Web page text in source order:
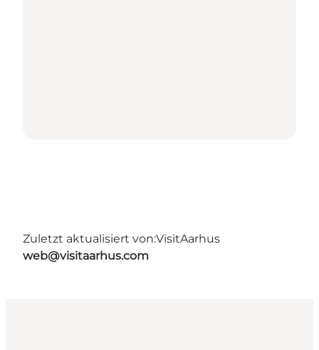
Zuletzt aktualisiert von:VisitAarhus
web@visitaarhus.com